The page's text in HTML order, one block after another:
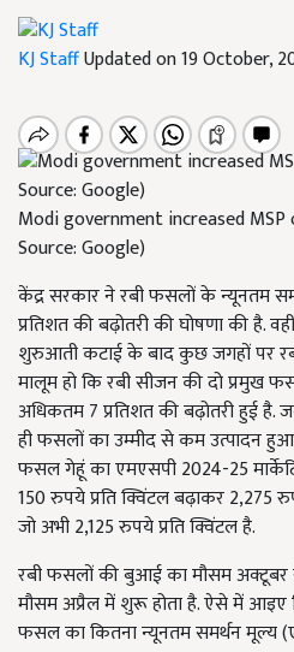
KJ StaffUpdated on 19 October,
Modi government increased
Source: Google)
केंद्र सरकार ने रबी फसलों के न्यूनतम
प्रतिशत की बढ़ोतरी की घोषणा की है.
शुरुआती कटाई के बाद कुछ जगहों पर
मालूम हो कि रबी सीजन की दो
अधिकतम 7 प्रतिशत की बढ़ोतरी हुई है.
ही फसलों का उम्मीद से कम उत्पादन हुआ
फसल गेहूं का एमएसपी 2024-25
150 रुपये प्रति क्विंटल बढ़ाकर 2,275
जो अभी 2,125 रुपये प्रति क्विंटल है.
रबी फसलों की बुआई का मौसम
मौसम अप्रैल में शुरू होता है. ऐसे में आइए
फसल का कितना न्यूनतम समर्थन मूल्य